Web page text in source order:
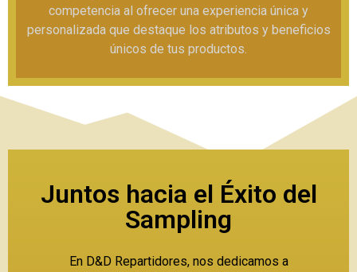
competencia al ofrecer una experiencia única y
personalizada que destaque los atributos y beneficios
únicos de tus productos.
Juntos hacia el Éxito del
Sampling
En D&D Repartidores, nos dedicamos a